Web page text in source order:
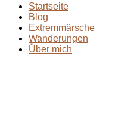
Startseite
Blog
Extremmärsche
Wanderungen
Über mich